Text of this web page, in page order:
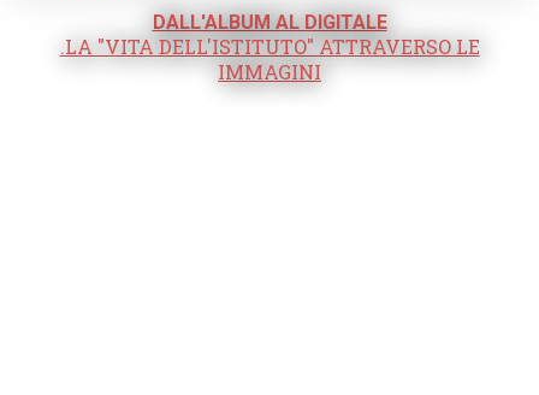
DALL'ALBUM AL DIGITALE
.LA "VITA DELL'ISTITUTO" ATTRAVERSO LE
IMMAGINI